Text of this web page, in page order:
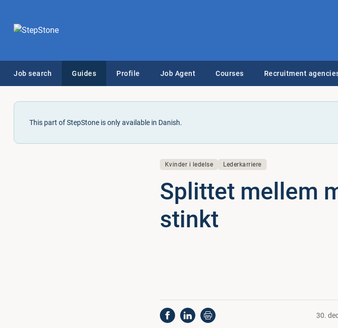
Job search Guides Profile Job Agent Courses Recruitment
This part of StepStone is only available in Danish.
Kvinder i ledelse Lederkarriere
Splittet mellem
stinkt
30.